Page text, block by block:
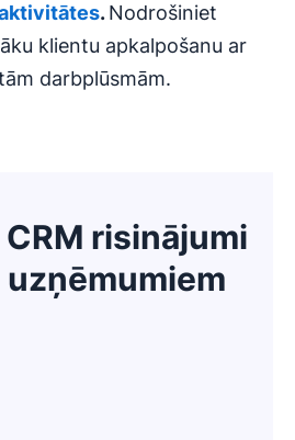
.Nodrošiniet
klientu apkalpošanu ar
darbplūsmām.
risinājumi
uzņēmumiem